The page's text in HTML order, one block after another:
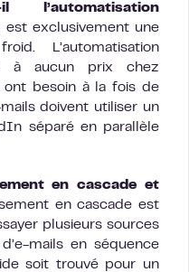
l’automatisation
est exclusivement une
L’automatisation
à aucun prix chez
ont besoin à la fois de
doivent utiliser un
séparé en parallèle
en cascade et
en cascade est
plusieurs sources
mails en séquence
soit trouvé pour un